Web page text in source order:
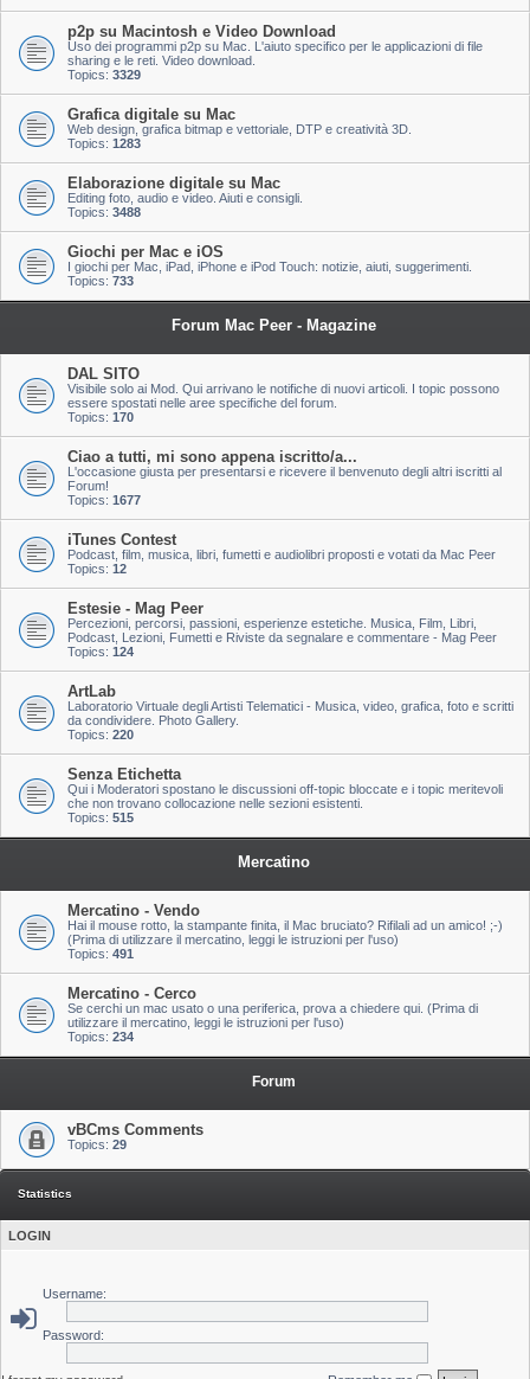
p2p su Macintosh e Video Download
Uso dei programmi p2p su Mac. L'aiuto specifico per le applicazioni di file
sharing e le reti. Video download.
Topics: 3329
Grafica digitale su Mac
Web design, grafica bitmap e vettoriale, DTP e creatività 3D.
Topics: 1283
Elaborazione digitale su Mac
Editing foto, audio e video. Aiuti e consigli.
Topics: 3488
Giochi per Mac e iOS
I giochi per Mac, iPad, iPhone e iPod Touch: notizie, aiuti, suggerimenti.
Topics: 733
Forum Mac Peer - Magazine
DAL SITO
Visibile solo ai Mod. Qui arrivano le notifiche di nuovi articoli. I topic possono
essere spostati nelle aree specifiche del forum.
Topics: 170
Ciao a tutti, mi sono appena iscritto/a...
L'occasione giusta per presentarsi e ricevere il benvenuto degli altri iscritti al
Forum!
Topics: 1677
iTunes Contest
Podcast, film, musica, libri, fumetti e audiolibri proposti e votati da Mac Peer
Topics: 12
Estesie - Mag Peer
Percezioni, percorsi, passioni, esperienze estetiche. Musica, Film, Libri,
Podcast, Lezioni, Fumetti e Riviste da segnalare e commentare - Mag Peer
Topics: 124
ArtLab
Laboratorio Virtuale degli Artisti Telematici - Musica, video, grafica, foto e scritti
da condividere. Photo Gallery.
Topics: 220
Senza Etichetta
Qui i Moderatori spostano le discussioni off-topic bloccate e i topic meritevoli
che non trovano collocazione nelle sezioni esistenti.
Topics: 515
Mercatino
Mercatino - Vendo
Hai il mouse rotto, la stampante finita, il Mac bruciato? Rifilali ad un amico! ;-)
(Prima di utilizzare il mercatino, leggi le istruzioni per l'uso)
Topics: 491
Mercatino - Cerco
Se cerchi un mac usato o una periferica, prova a chiedere qui. (Prima di
utilizzare il mercatino, leggi le istruzioni per l'uso)
Topics: 234
Forum
vBCms Comments
Topics: 29
Statistics
LOGIN
Username:
Password: